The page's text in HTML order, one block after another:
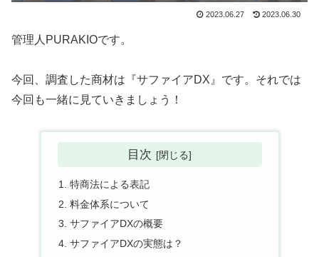
2023.06.27 2023.06.30
管理人PURAKIOです。
今回、調査した商材は『サファイアDX』です。それでは
今回も一緒に見ていきましょう！
目次
特商法による表記
料金体系について
サファイアDXの概要
サファイアDXの実態は？